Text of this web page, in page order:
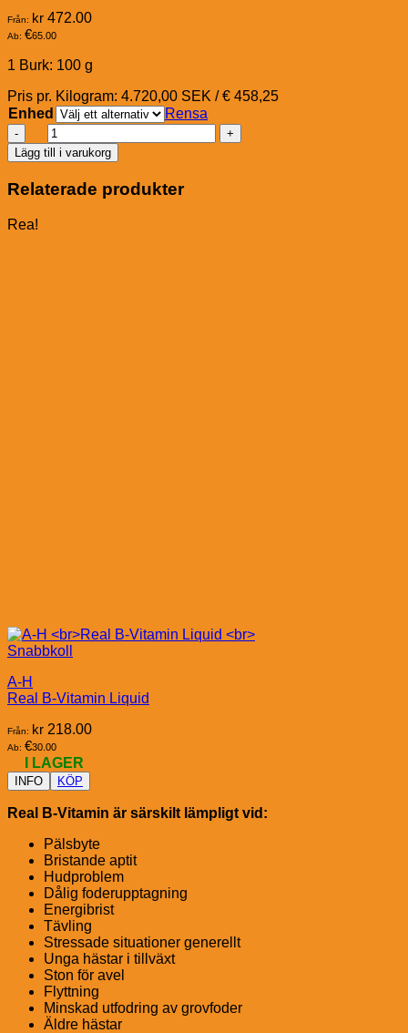
Från: kr 472.00
Ab: €65.00
1 Burk: 100 g
Pris pr. Kilogram: 4.720,00 SEK / € 458,25
Enhed
Rensa
Hippolyt
Fohlengold
Lifestart
mängd
Lägg till i varukorg
Relaterade produkter
Rea!
Snabbkoll
A-H
Real B-Vitamin Liquid
Från: kr 218.00
Ab: €30.00
I LAGER
INFO KÖP
Real B-Vitamin är särskilt lämpligt vid:
Pälsbyte
Bristande aptit
Hudproblem
Dålig foderupptagning
Energibrist
Tävling
Stressade situationer generellt
Unga hästar i tillväxt
Ston för avel
Flyttning
Minskad utfodring av grovfoder
Äldre hästar